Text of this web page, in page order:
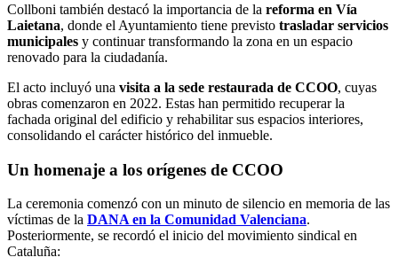
Collboni también destacó la importancia de la reforma en Vía
Laietana, donde el Ayuntamiento tiene previsto trasladar servicios
municipales y continuar transformando la zona en un espacio
renovado para la ciudadanía.
El acto incluyó una visita a la sede restaurada de CCOO, cuyas
obras comenzaron en 2022. Estas han permitido recuperar la
fachada original del edificio y rehabilitar sus espacios interiores,
consolidando el carácter histórico del inmueble.
Un homenaje a los orígenes de CCOO
La ceremonia comenzó con un minuto de silencio en memoria de las
víctimas de la DANA en la Comunidad Valenciana.
Posteriormente, se recordó el inicio del movimiento sindical en
Cataluña: